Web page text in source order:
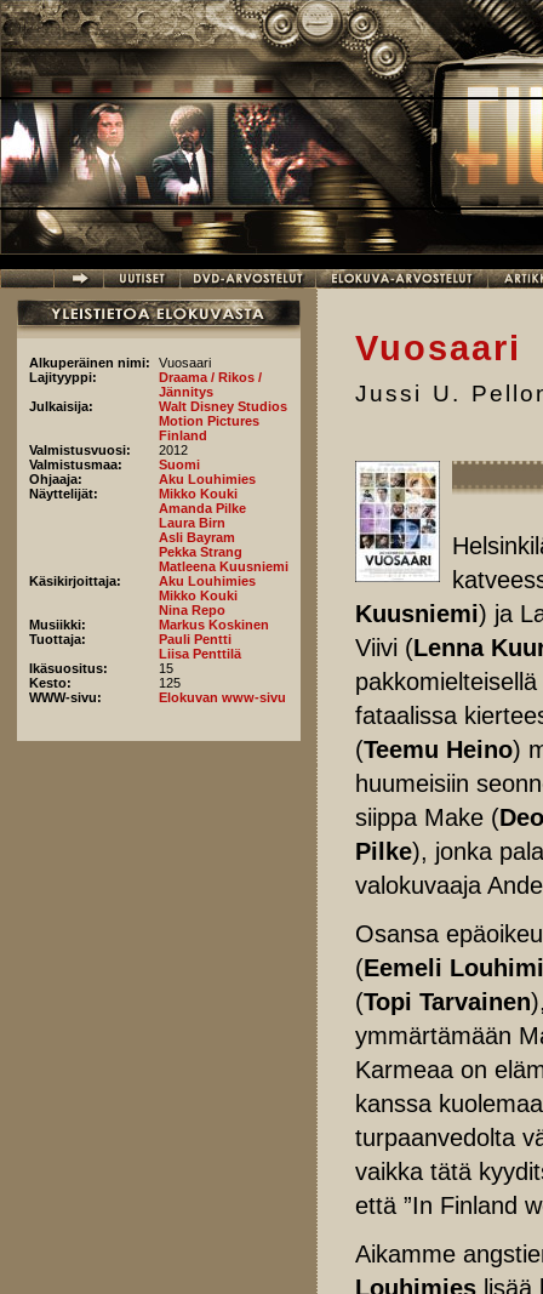
Hyppää pääsisältöön
Alkuperäinen nimi:
Vuosaari
Lajityyppi:
Draama / Rikos /
Jännitys
Julkaisija:
Walt Disney Studios
Motion Pictures
Finland
Valmistusvuosi:
2012
Valmistusmaa:
Suomi
Ohjaaja:
Aku Louhimies
Näyttelijät:
Mikko Kouki
Amanda Pilke
Laura Birn
Asli Bayram
Pekka Strang
Matleena Kuusniemi
Käsikirjoittaja:
Aku Louhimies
Mikko Kouki
Nina Repo
Musiikki:
Markus Koskinen
Tuottaja:
Pauli Pentti
Liisa Penttilä
Ikäsuositus:
15
Kesto:
125
WWW-sivu:
Elokuvan www-sivu
Vuosaari
Jussi U.
Kuusniemi) ja
Viivi (Lenna
fataalissa
(Teemu Heino)
huumeisiin
siippa Make (
Pilke), jonka
valokuvaaja
Osansa
(Eemeli
(Topi Tarvainen
ymmärtämään
Karmeaa on
kanssa
turpaanvedolta
vaikka tätä
että ”In Finland
Aikamme
Louhimies lisää